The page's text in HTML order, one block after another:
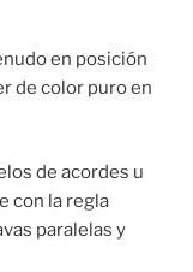
en posición
de color puro en
de acordes u
con la regla
paralelas y